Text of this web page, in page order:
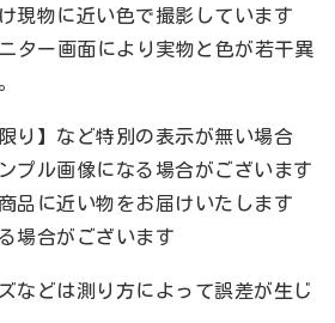
現物に近い色で撮影しています
ター画面により実物と色が若干異
り】など特別の表示が無い場合
プル画像になる場合がございます
品に近い物をお届けいたします
場合がございます
などは測り方によって誤差が生じ